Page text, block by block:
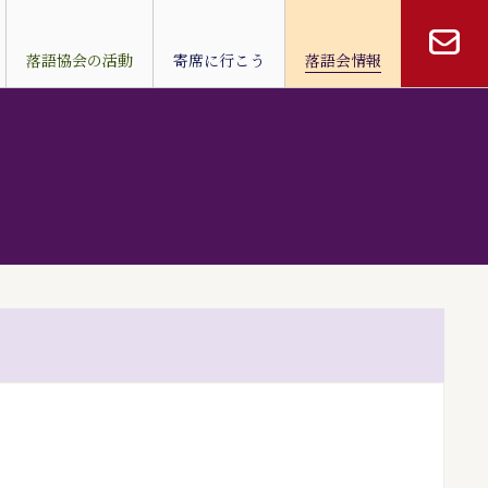
落語協会の活動 寄席に行こう 落語会情報